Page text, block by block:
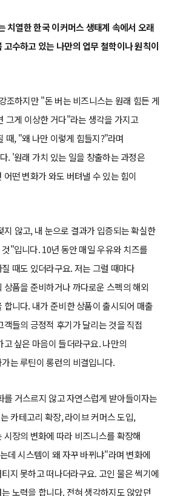
치열한 한국 이커머스 생태계 속에서 오래
수하고 있는 나만의 업무 철학이나 원칙이
조하지만 "돈 버는 비즈니스는 원래 힘든 게
그게 이상한 거다"라는 생각을 가지고
때, "왜 나만 이렇게 힘들지?"라며
. '원래 가치 있는 일을 창출하는 과정은
떤 변화가 와도 버텨낼 수 있는 힘이
지 않고, 내 눈으로 결과가 입증되는 확실한
"입니다. 10년 동안 매일 우유와 치즈를
때도 있더라구요. 저는 그럴 때마다
품을 준비하거나 까다로운 스펙의 해외
니다. 내가 준비한 상품이 출시되어 매출
들의 긍정적 후기가 달리는 것을 직접
싶은 마음이 들더라구요. 나만의
는 루틴이 롱런의 비결입니다.
를 거스르지 않고 자연스럽게 받아들이자는
카테고리 확장, 라이브 커머스 도입,
장의 변화에 따라 비즈니스를 확장해
데 시스템이 왜 자꾸 바뀌냐"라며 변화에
지 못하고 떠나더라구요. 고인 물은 썩기에
노력을 합니다. 전혀 생각하지도 않았던